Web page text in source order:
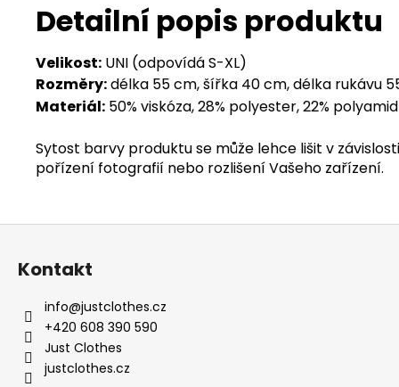
Detailní popis produktu
Velikost: UNI (odpovídá S-XL)
Rozměry:délka 55 cm, šířka 40 cm, délka rukávu
Materiál: 50% viskóza, 28% polyester, 22% polyamid
Sytost barvy produktu se může lehce lišit v
pořízení fotografií nebo rozlišení Vašeho zařízení.
Kontakt
info@justclothes.cz
+420 608 390 590
Just Clothes
justclothes.cz